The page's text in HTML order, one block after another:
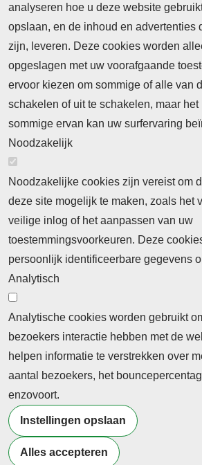
analyseren hoe u deze website
opslaan, en de inhoud en advertenties
zijn, leveren. Deze cookies worden
opgeslagen met uw voorafgaande
ervoor kiezen om sommige of alle van
schakelen of uit te schakelen, maar
sommige ervan kan uw surfervaring
Noodzakelijk
Noodzakelijke cookies zijn vereist om
deze site mogelijk te maken, zoals het
veilige inlog of het aanpassen van uw
toestemmingsvoorkeuren. Deze
persoonlijk identificeerbare gegevens
Analytisch
Analytische cookies worden gebruikt
bezoekers interactie hebben met de
helpen informatie te verstrekken over
aantal bezoekers, het
enzovoort.
Instellingen opslaan
Alles accepteren
Nieuws
Neem contact op
Algemene
Cookieverklaring
Privacyverklaring
Abonnementinformatie Inlogprocedure
Nieuws
Laatste nieuws
Meld u aan voor onze nieuwsbrief
Ontvang 2 keer per maand de
persberichten, actualiteiten, nieuws en
beroepsonderwijs.